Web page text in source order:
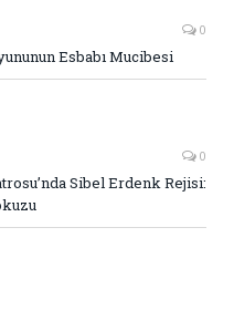
0
Esbabı Mucibesi
0
Sibel Erdenk Rejisi: